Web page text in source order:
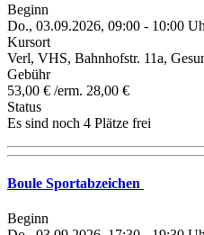
Beginn
Do., 03.09.2026, 09:00 - 10:00
Kursort
Verl, VHS, Bahnhofstr. 11a,
Gebühr
53,00 € /erm. 28,00 €
Status
Es sind noch 4 Plätze frei
Boule Sportabzeichen
Beginn